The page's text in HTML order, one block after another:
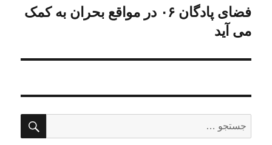
نوشته
فضای پادگان ۰۶ در مواقع بحران به کمک
می آید
برای: